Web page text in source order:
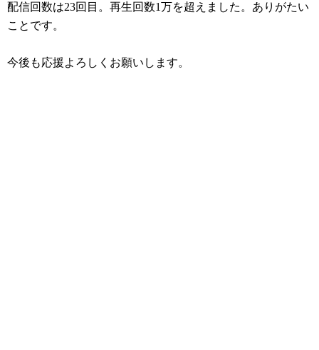
配信回数は23回目。再生回数1万を超えました。ありがたい
ことです。
今後も応援よろしくお願いします。